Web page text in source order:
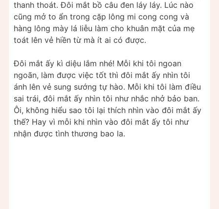
thanh thoát. Đôi mắt bồ câu đen láy láy. Lúc nào
cũng mở to ẩn trong cặp lông mi cong cong và
hàng lông mày lá liễu làm cho khuân mặt của mẹ
toát lên vẻ hiền từ mà ít ai có được.
Đôi mắt ấy kì diệu lắm nhé! Mỗi khi tôi ngoan
ngoãn, làm được việc tốt thì đôi mắt ấy nhìn tôi
ánh lên vẻ sung sướng tự hào. Mỗi khi tôi làm điều
sai trái, đôi mắt ấy nhìn tôi như nhắc nhở bảo ban.
Ôi, không hiểu sao tôi lại thích nhìn vào đôi mắt ấy
thế? Hay vì mỗi khi nhìn vào đôi mắt ấy tôi như
nhận được tình thương bao la.